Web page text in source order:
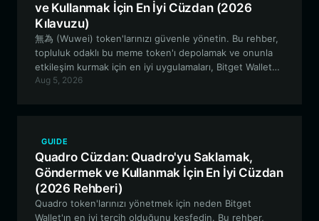
ve Kullanmak İçin En İyi Cüzdan (2026
Kılavuzu)
無為 (Wuwei) token'larınızı güvenle yönetin. Bu rehber,
topluluk odaklı bu meme token'ı depolamak ve onunla
etkileşim kurmak için en iyi uygulamaları, Bitget Wallet
ekosistemini kullanarak incelemekte ve EVM
Aug 5, 2026
GUIDE
Quadro Cüzdan: Quadro'yu Saklamak,
Göndermek ve Kullanmak İçin En İyi Cüzdan
(2026 Rehberi)
Quadro token'larınızı yönetmek için neden Bitget
Wallet'ın en iyi tercih olduğunu keşfedin. Bu rehber,